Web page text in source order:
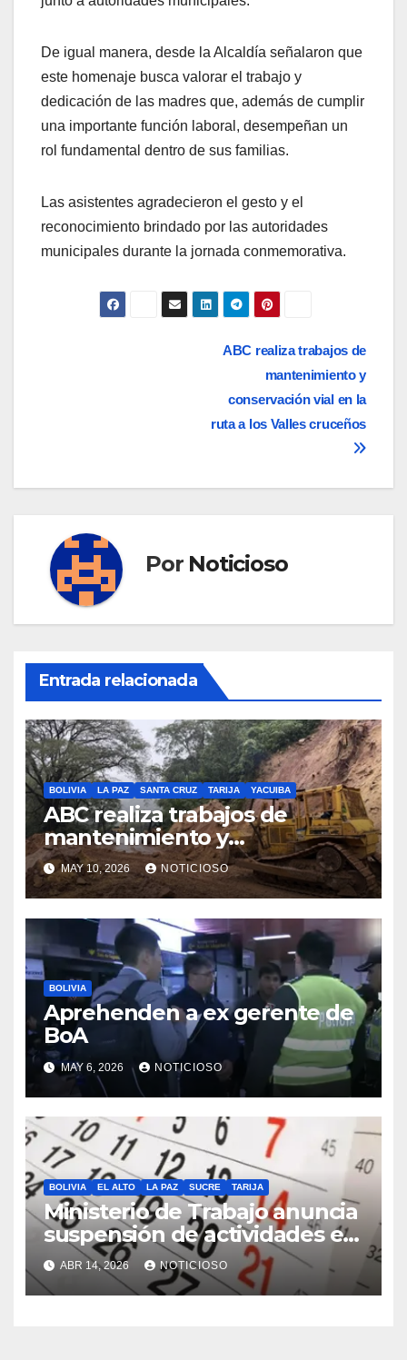
De igual manera, desde la Alcaldía señalaron que
este homenaje busca valorar el trabajo y
dedicación de las madres que, además de cumplir
una importante función laboral, desempeñan un
rol fundamental dentro de sus familias.
Las asistentes agradecieron el gesto y el
reconocimiento brindado por las autoridades
municipales durante la jornada conmemorativa.
ABC realiza trabajos de
mantenimiento y
conservación vial en la
ruta a los Valles cruceños
Por Noticioso
Entrada relacionada
BOLIVIA LA PAZ SANTA CRUZ TARIJA YACUIBA
ABC realiza trabajos de
mantenimiento y
conservación vial en la ruta a
los Valles cruceños
MAY 10, 2026 NOTICIOSO
BOLIVIA
Aprehenden a ex gerente de
BoA
MAY 6, 2026 NOTICIOSO
BOLIVIA EL ALTO LA PAZ SUCRE TARIJA
Ministerio de Trabajo anuncia
suspensión de actividades en
un departamento; esta es la
razón
ABR 14, 2026 NOTICIOSO